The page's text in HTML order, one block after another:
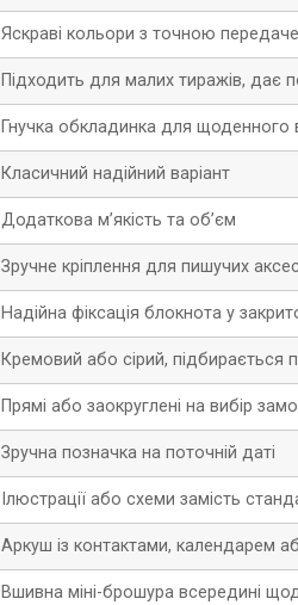
Яскраві кольори з точною
Підходить для малих тиражів, дає
Гнучка обкладинка для щоденного
Класичний надійний варіант
Додаткова м’якість та об’єм
Зручне кріплення для пишучих
Надійна фіксація блокнота у
Кремовий або сірий, підбирається
Прямі або заокруглені на вибір
Зручна позначка на поточній даті
Ілюстрації або схеми замість
Аркуш із контактами, календарем
Вшивна міні-брошура всередині